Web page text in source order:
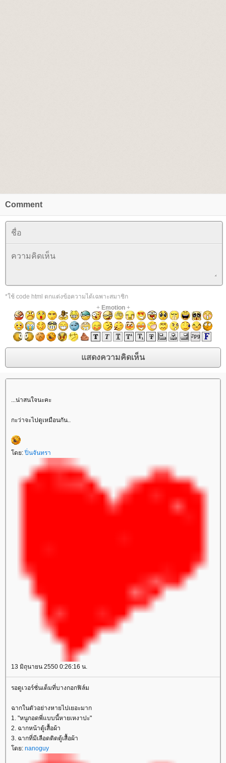
Comment
*ใช้ code html ตกแต่งข้อความได้เฉพาะสมาชิก
+ Emotion+
...น่าสนใจนะคะ
กะว่าจะไปดูเหมือนกัน..
ดย:ปิ่นจันทรา
13 มิถุนายน 2550 0:26:16 น.
รอดูเวอร์ชั่นเต็มที่บางกอกฟิล์ม
ฉากในตัวอย่างหายไปเยอะมาก
1. "หนูกอดพี่แบบนี้หายเหงาปะ"
2. ฉากหน้าตู้เสื้อผ้า
3. ฉากที่มีเลือดติดตู้เสื้อผ้า
ดย: nanoguy